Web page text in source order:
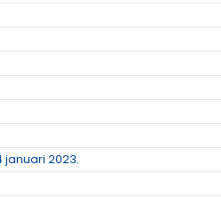
januari 2023.